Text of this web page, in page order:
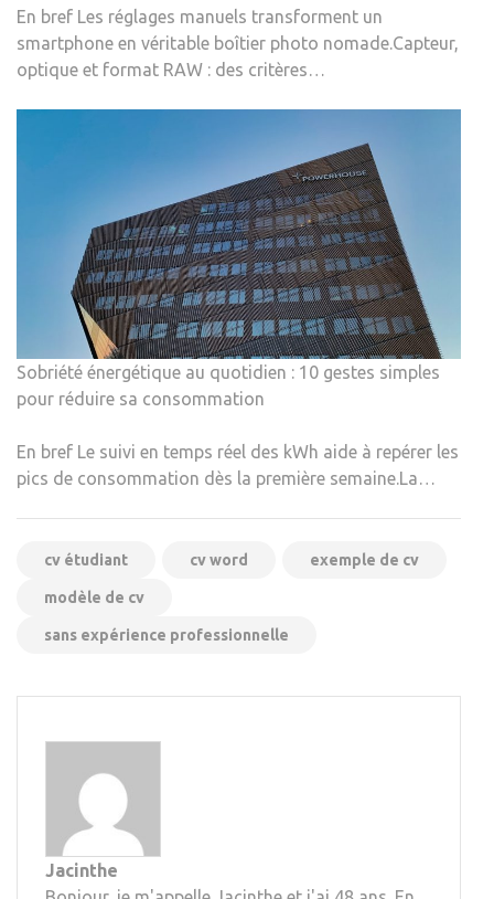
En bref Les réglages manuels transforment un
smartphone en véritable boîtier photo nomade.Capteur,
optique et format RAW : des critères…
Sobriété énergétique au quotidien : 10 gestes simples
pour réduire sa consommation
En bref Le suivi en temps réel des kWh aide à repérer les
pics de consommation dès la première semaine.La…
cv étudiant cv word exemple de cv
modèle de cv
sans expérience professionnelle
Jacinthe